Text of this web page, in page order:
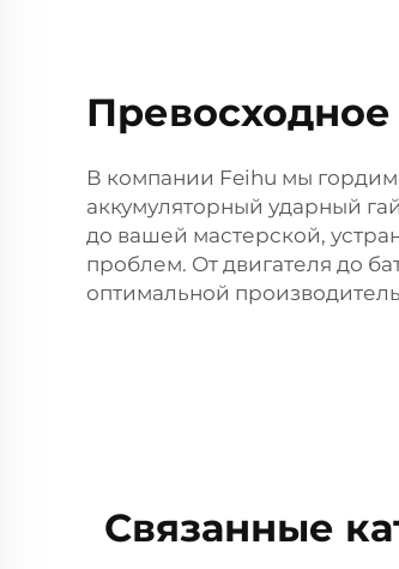
В компании Feihu мы
аккумуляторный ударный
до вашей мастерской,
проблем. От двигателя до
оптимальной
Связанные